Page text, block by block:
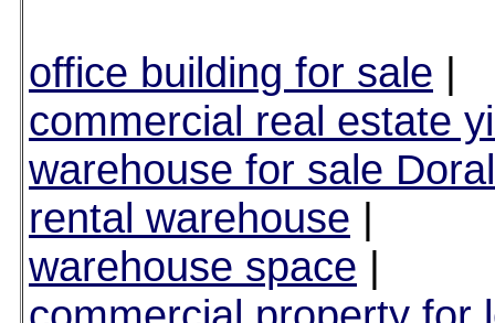
office building for sale |
commercial real estate
warehouse for sale Doral
rental warehouse |
warehouse space |